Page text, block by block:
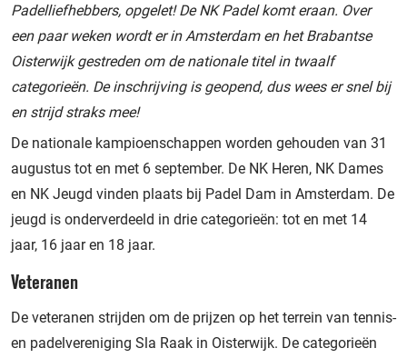
Padelliefhebbers, opgelet! De NK Padel komt eraan. Over
een paar weken wordt er in Amsterdam en het Brabantse
Oisterwijk gestreden om de nationale titel in twaalf
categorieën. De inschrijving is geopend, dus wees er snel bij
en strijd straks mee!
De nationale kampioenschappen worden gehouden van 31
augustus tot en met 6 september. De NK Heren, NK Dames
en NK Jeugd vinden plaats bij Padel Dam in Amsterdam. De
jeugd is onderverdeeld in drie categorieën: tot en met 14
jaar, 16 jaar en 18 jaar.
Veteranen
De veteranen strijden om de prijzen op het terrein van tennis-
en padelvereniging Sla Raak in Oisterwijk. De categorieën